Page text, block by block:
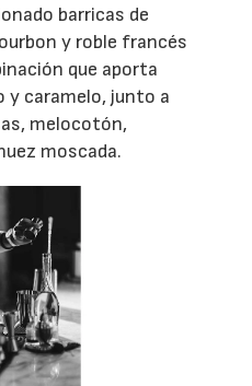
barricas de
y roble francés
que aporta
y caramelo, junto a
melocotón,
moscada.